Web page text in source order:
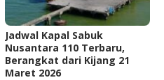
Jadwal Kapal Sabuk
Nusantara 110 Terbaru,
Berangkat dari Kijang 21
Maret 2026